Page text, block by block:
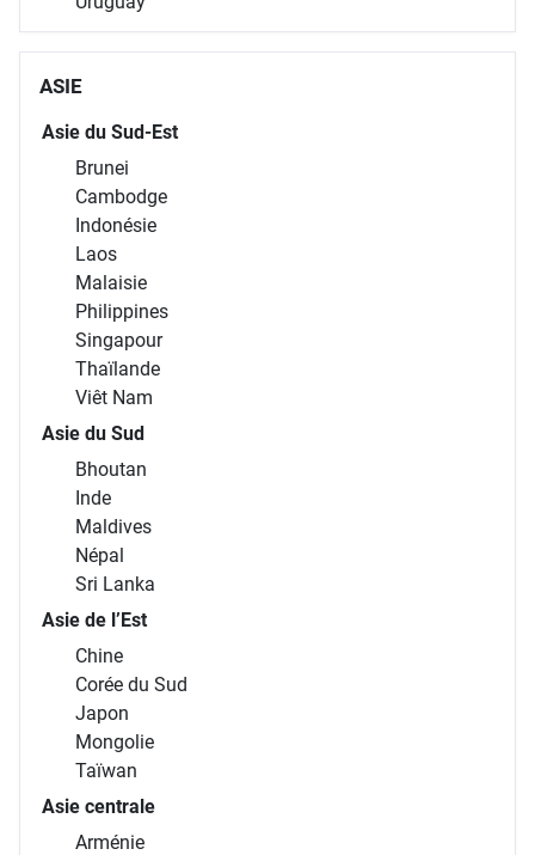
ASIE
Asie du Sud-Est
Brunei
Cambodge
Indonésie
Laos
Malaisie
Philippines
Singapour
Thaïlande
Viêt Nam
Asie du Sud
Bhoutan
Inde
Maldives
Népal
Sri Lanka
Asie de l’Est
Chine
Corée du Sud
Japon
Mongolie
Taïwan
Asie centrale
Arménie